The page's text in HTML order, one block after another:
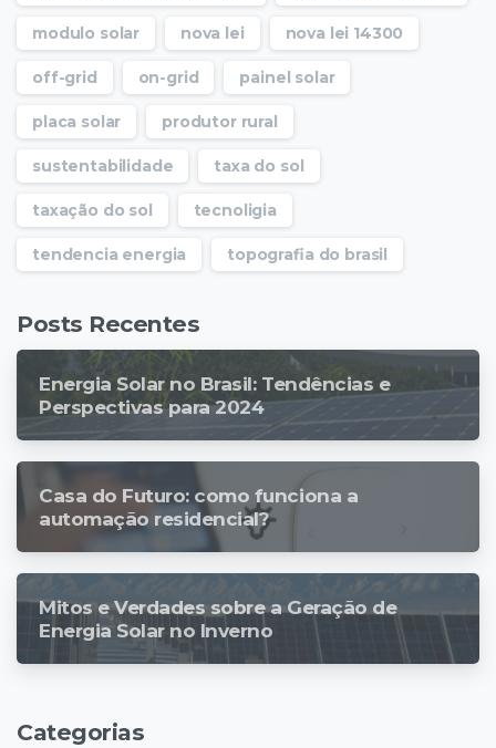
modulo solar nova lei nova lei 14300
off-grid on-grid painel solar
placa solar produtor rural
sustentabilidade taxa do sol
taxação do sol tecnoligia
tendencia energia topografia do brasil
Posts Recentes
Energia Solar no Brasil: Tendências e
Perspectivas para 2024
Casa do Futuro: como funciona a
automação residencial?
Mitos e Verdades sobre a Geração de
Energia Solar no Inverno
Categorias